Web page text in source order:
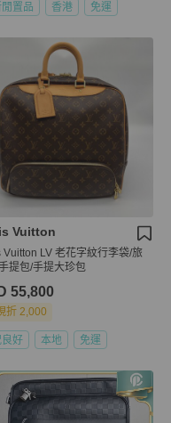
置品 香港 免運
Vuitton
Vuitton LV 老花字紋行李袋/旅
提包/手提大珍包
55,800
折 2,000
好 本地 免運